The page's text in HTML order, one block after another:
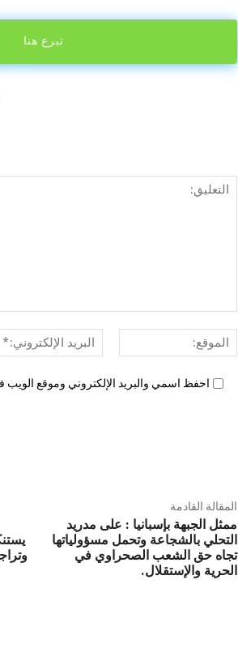
تبرع هنا
الموقع:
احفظ اسمي والبريد الإلكتروني وموقع الويب
المقالة القادمة
ممثل الجبهة بإسبانيا : على مدريد
التحلي بالشجاعة وتحمل مسؤولياتها
تجاه حق الشعب الصحراوي في
الحرية والإستقلال.